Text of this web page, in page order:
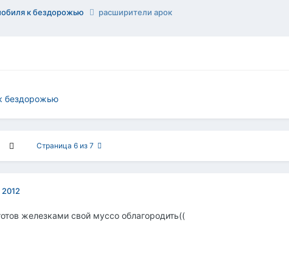
к бездорожью расширители арок
бездорожью
Страница 6 из 7
железками свой муссо облагородить((